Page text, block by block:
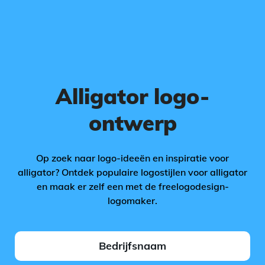
Alligator logo-
ontwerp
Op zoek naar logo-ideeën en inspiratie voor
alligator? Ontdek populaire logostijlen voor alligator
en maak er zelf een met de freelogodesign-
logomaker.